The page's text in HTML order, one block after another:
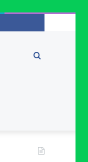
Search